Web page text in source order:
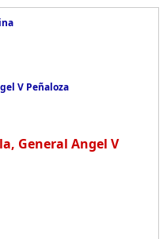
V Peñaloza
General Angel V